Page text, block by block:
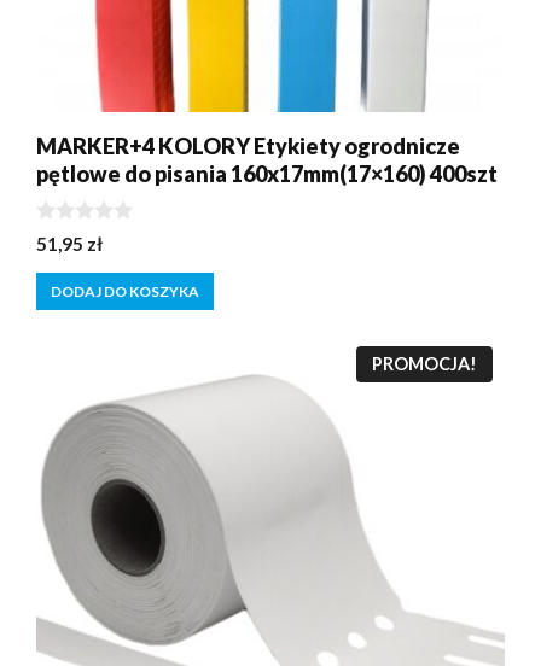
MARKER+4 KOLORY Etykiety ogrodnicze
pętlowe do pisania 160x17mm(17×160) 400szt
0
z
5
51,95 zł
DODAJ DO KOSZYKA
PROMOCJA!